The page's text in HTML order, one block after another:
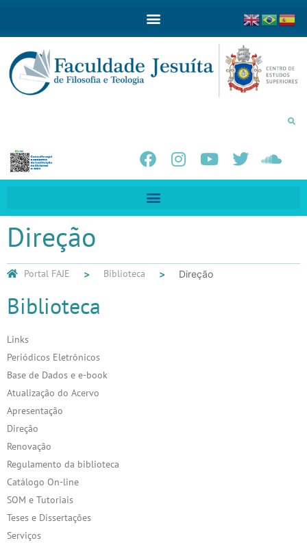
Direção
Portal FAJE Biblioteca Direção
Biblioteca
Links
Periódicos Eletrônicos
Base de Dados e e-book
Atualização do Acervo
Apresentação
Direção
Renovação
Regulamento da biblioteca
Catálogo On-line
SOM e Tutoriais
Teses e Dissertações
Serviços